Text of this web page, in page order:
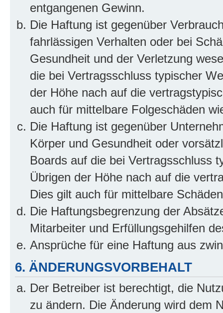
entgangenen Gewinn.
Die Haftung ist gegenüber
fahrlässigen Verhalten oder bei
Gesundheit und der Verletzung
die bei Vertragsschluss typischer
der Höhe nach auf die
auch für mittelbare Folgeschäden
Die Haftung ist gegenüber
Körper und Gesundheit oder
Boards auf die bei Vertragsschluss
Übrigen der Höhe nach auf die
Dies gilt auch für mittelbare
Die Haftungsbegrenzung der
Mitarbeiter und Erfüllungsgehilfen
Ansprüche für eine Haftung aus
6. ÄNDERUNGSVORBEHALT
Der Betreiber ist berechtigt, die
zu ändern. Die Änderung wird dem